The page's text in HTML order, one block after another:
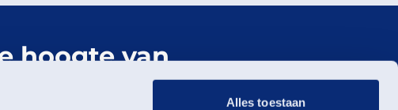
Alles toestaan
hoogte van
Landschap